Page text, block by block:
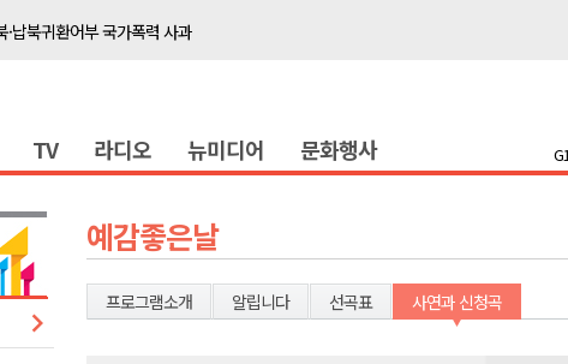
·납북귀환어부 국가폭력 사과
결위원장, 강릉시 초청 특별 강연
제스케이트장 춘천 유치 건의
확보 보고회 개최
리원 이전 시급
청 교감급 이상 387명 인사
TV 라디오 뉴미디어 문화행사
예감좋은날
프로그램소개 알립니다 선곡표 사연과 신청곡